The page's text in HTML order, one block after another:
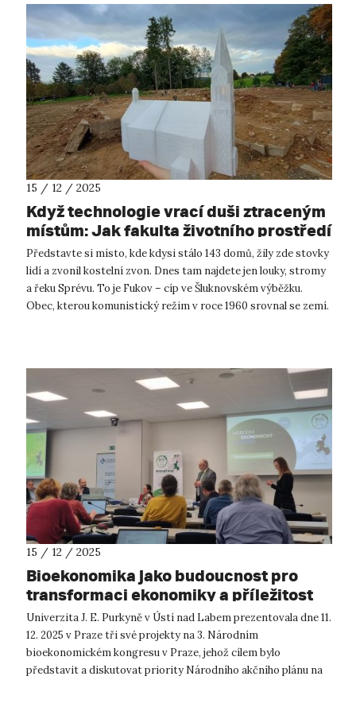
15 / 12 / 2025
Když technologie vrací duši ztraceným
místům: Jak fakulta životního prostředí
oživuje zaniklý Fukov
Představte si místo, kde kdysi stálo 143 domů, žily zde stovky
lidí a zvonil kostelní zvon. Dnes tam najdete jen louky, stromy
a řeku Sprévu. To je Fukov – cíp ve Šluknovském výběžku.
Obec, kterou komunistický režim v roce 1960 srovnal se zemí.
15 / 12 / 2025
Bioekonomika jako budoucnost pro
transformaci ekonomiky a příležitost
pro výzkum
Univerzita J. E. Purkyně v Ústí nad Labem prezentovala dne 11.
12. 2025 v Praze tři své projekty na 3. Národním
bioekonomickém kongresu v Praze, jehož cílem bylo
představit a diskutovat priority Národního akčního plánu na